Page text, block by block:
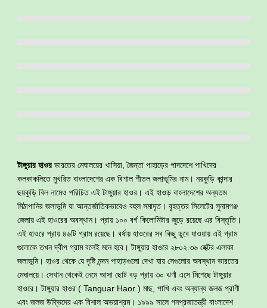
টাঙ্গুয়ার হাওরভারতের মেঘালয়ের খাসিয়া, জৈন্তা পাহাড়ের পাদদেশে পাখিদের
কলকাকলিতে মুখরিত বাংলাদেশের এক বিশাল শীতল জলাভূমির নাম। নয়কুড়ি কান্দার
ছয়কুড়ি বিল নামেও পরিচিত এই টাঙ্গুয়ার হাওর। এই হাওড় বাংলাদেশের অন্যতম
মিঠাপানির জলাভূমি যা আন্তর্জাতিকভাবেও বহুল সমাদৃত। বৃহত্তর সিলেটের সুনামগঞ্জ
জেলায় এই হাওরের অবস্থান। প্রায় ১০০ বর্গ কিলোমিটার জুড়ে রয়েছে এর বিস্তৃতি।
এই হাওরে প্রায় ৪৬টি গ্রাম রয়েছে। বর্ষায় হাওরের সব কিছু ডুবে যাওয়ায় এই গ্রাম
গুলোকে তখন দ্বীপ গ্রাম বলেই মনে হবে। টাঙ্গুয়ার হাওরে ২৮০২.৩৬ হেক্টর এলাকা
জলাভূমি। হাওর থেকে যে দৃষ্টি নন্দন পাহাড়গুলো দেখা যায় সেগুলোর অবস্থান ভারতের
মেঘালয়ে। সেখান থেকেই নেমে আসা ছোট বড় প্রায় ৩০ ঝর্ণা এসে মিশেছে টাঙ্গুয়ার
হাওরে। টাঙ্গুয়ার হাওর ( Tanguar Haor ) মাছ, পাখি এবং অন্যান্য জলজ প্রাণী
এবং জলজ উদ্ভিদের এক বিশাল অভয়াশ্রম। ১৯৯৯ সালে গনপ্রজাতন্ত্রী বাংলাদেশ